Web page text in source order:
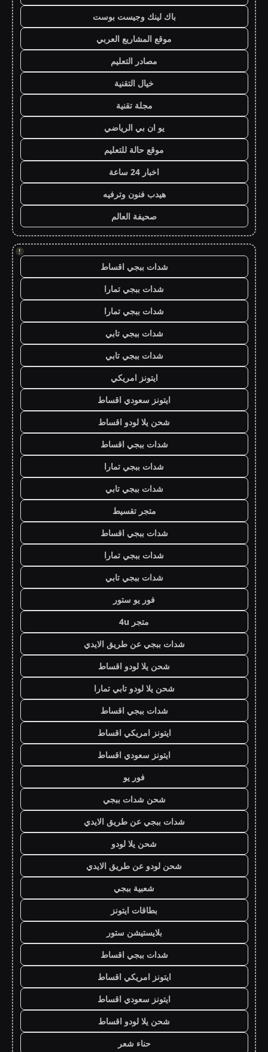
باك لينك وجيست بوست
موقع المشاريع العربي
مصادر التعليم
خيال التقنية
مجلة تقنية
يو ان بي الرياضي
موقع حالة للتعليم
اخبار 24 ساعة
هيدب فنون وترفيه
صحيفة العالم
!
شدات ببجي اقساط
شدات ببجي تمارا
شدات ببجي تمارا
شدات ببجي تابي
شدات ببجي تابي
ايتونز امريكي
ايتونز سعودي اقساط
شحن يلا لودو اقساط
شدات ببجي اقساط
شدات ببجي تمارا
شدات ببجي تابي
متجر تقسيط
شدات ببجي اقساط
شدات ببجي تمارا
شدات ببجي تابي
فور يو ستور
متجر 4u
شدات ببجي عن طريق الايدي
شحن يلا لودو اقساط
شحن يلا لودو تابي تمارا
شدات ببجي اقساط
ايتونز امريكي اقساط
ايتونز سعودي اقساط
فور يو
شحن شدات ببجي
شدات ببجي عن طريق الايدي
شحن يلا لودو
شحن لودو عن طريق الايدي
شعبية ببجي
بطاقات ايتونز
بلايستيشن ستور
شدات ببجي اقساط
ايتونز امريكي اقساط
ايتونز سعودي اقساط
شحن يلا لودو اقساط
حناء شعر